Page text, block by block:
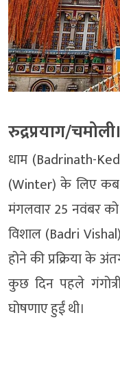
रुद्रप्रयाग/चमोली।
धाम (Badrinath-
(Winter) के लिए कब
मंगलवार 25 नवंबर
विशाल (Badri
होने की प्रक्रिया के
कुछ दिन पहले
घोषणाए हुईं थी।